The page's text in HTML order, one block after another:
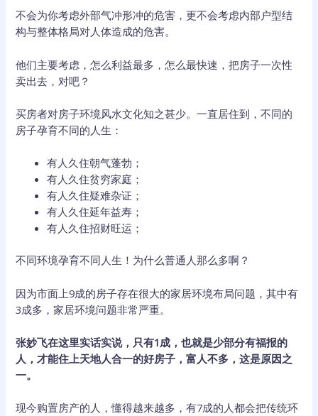
不会为你考虑外部气冲形冲的危害，更不会考虑内部户型结
构与整体格局对人体造成的危害。
他们主要考虑，怎么利益最多，怎么最快速，把房子一次性
卖出去，对吧？
买房者对房子环境风水文化知之甚少。一直居住到，不同的
房子孕育不同的人生：
有人久住朝气蓬勃；
有人久住贫穷家庭；
有人久住疑难杂证；
有人久住延年益寿；
有人久住招财旺运；
不同环境孕育不同人生！为什么普通人那么多啊？
因为市面上9成的房子存在很大的家居环境布局问题，其中有
3成多，家居环境问题非常严重。
张妙飞在这里实话实说，只有1成，也就是少部分有福报的
人，才能住上天地人合一的好房子，富人不多，这是原因之
一。
现今购置房产的人，懂得越来越多，有7成的人都会把传统环